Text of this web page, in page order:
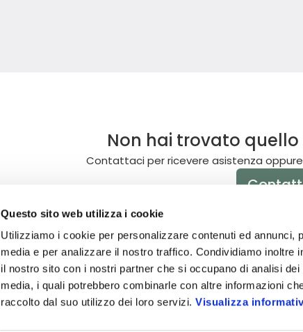
Questo sito web utilizza i cookie
Utilizziamo i cookie per personalizzare contenuti ed annunci,
media e per analizzare il nostro traffico. Condividiamo inoltre
il nostro sito con i nostri partner che si occupano di analisi
media, i quali potrebbero combinarle con altre informazioni
raccolto dal suo utilizzo dei loro servizi.Visualizza
Non hai trovato
Contattaci per ricevere asistenza